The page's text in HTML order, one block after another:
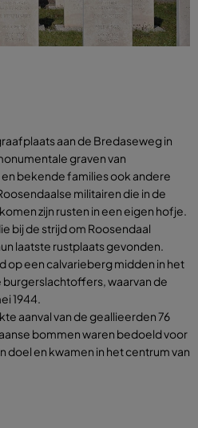
aan de Bredaseweg in
graven van
bekende families ook andere
militairen die in de
zijn rusten in een eigen hofje.
bij de strijd om Roosendaal
laatste rustplaats gevonden.
op een calvarieberg midden in het
waarvan de
1944.
aanval van de geallieerden 76
bommen waren bedoeld voor
en kwamen in het centrum van